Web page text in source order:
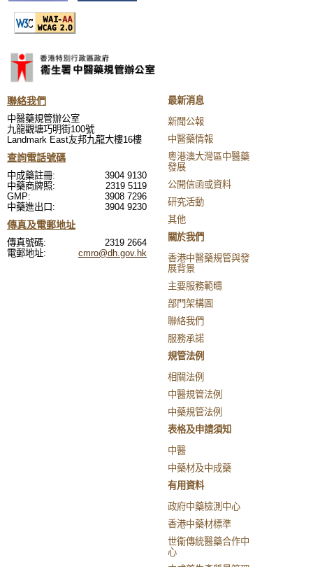
聯絡我們
中醫藥規管辦公室
九龍觀塘巧明街100號
Landmark East友邦九龍大樓16樓
查詢電話號碼
中成藥註冊:
3904 9130
中藥商牌照:
2319 5119
GMP:
3908 7296
中藥進出口:
3904 9230
傳真及電郵地址
傳真號碼:
2319 2664
電郵地址:
cmro@dh.gov.hk
最新消息
新聞公報
中醫藥情報
粵港澳大灣區中醫藥
發展
公開信函或資料
研究活動
其他
關於我們
香港中醫藥規管與發
展背景
主要服務範疇
部門架構圖
聯絡我們
服務承諾
規管法例
相關法例
中醫規管法例
中藥規管法例
表格及申請須知
中醫
中藥材及中成藥
有用資料
政府中藥檢測中心
香港中藥材標準
世衞傳統醫藥合作中
心